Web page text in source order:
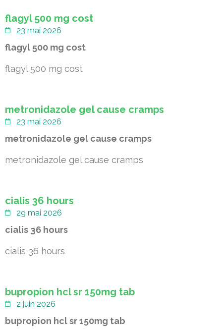
flagyl 500 mg cost
23 mai 2026
flagyl 500 mg cost
flagyl 500 mg cost
metronidazole gel cause cramps
23 mai 2026
metronidazole gel cause cramps
metronidazole gel cause cramps
cialis 36 hours
29 mai 2026
cialis 36 hours
cialis 36 hours
bupropion hcl sr 150mg tab
2 juin 2026
bupropion hcl sr 150mg tab